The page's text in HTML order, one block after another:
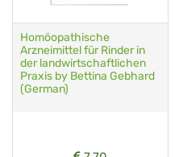
Homöopathische
Arzneimittel für Rinder in
der landwirtschaftlichen
Praxis by Bettina Gebhard
(German)